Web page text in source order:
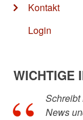
Kontakt
Login
WICHTIGE
Schreibt
News